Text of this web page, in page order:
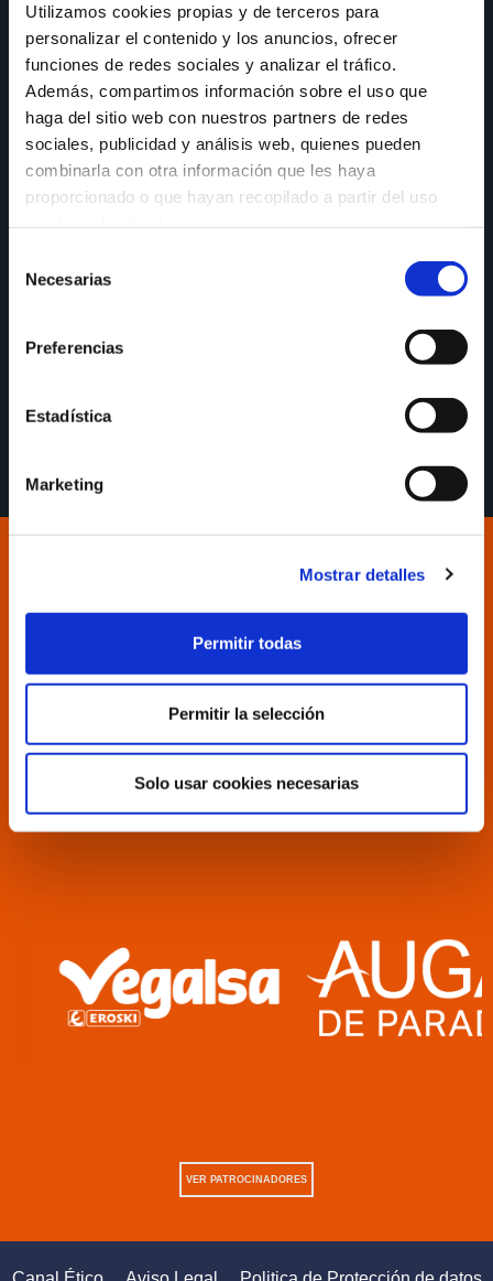
Utilizamos cookies propias y de terceros para
personalizar el contenido y los anuncios, ofrecer
funciones de redes sociales y analizar el tráfico.
Además, compartimos información sobre el uso que
haga del sitio web con nuestros partners de redes
sociales, publicidad y análisis web, quienes pueden
combinarla con otra información que les haya
proporcionado o que hayan recopilado a partir del uso
Necesarias
Preferencias
Estadística
Marketing
Mostrar detalles
Permitir todas
Permitir la selección
Solo usar cookies necesarias
organizado, permitiéndoles estar por encima en el
marcador durante los 40 minutos.
Por mucho que los locales luchaban y se
acercaban, no conseguían romper la concentración
y conexión naranja, que esta vez fue la clave de la
victoria. A pesar de que hasta el descanso el
marcador estuvo más apretado, a la vuelta de los
vestuarios poco pudieron hacer los jugadores de
Pablo Pin. El último cuarto fue un recital de los
coruñeses, que sellaban así la victoria.
#OFornodeRiazor ante Palmer Alma Mediterránea
Resultados por cuartos: 20-25/40-41/61-67/79-88.
VER PATROCINADORES